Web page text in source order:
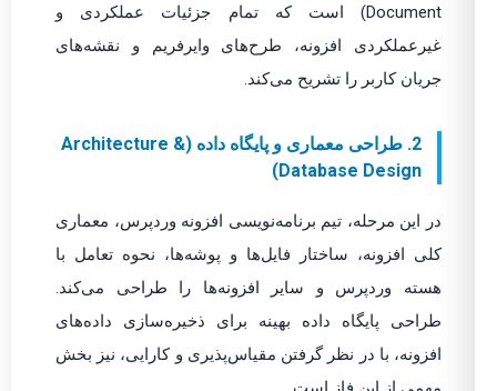
Document) است که تمام جزئیات عملکردی و
غیرعملکردی افزونه، طرح‌های وایرفریم و نقشه‌های
جریان کاربر را تشریح می‌کند.
2. طراحی معماری و پایگاه داده (Architecture &
Database Design)
در این مرحله، تیم برنامه‌نویسی افزونه وردپرس، معماری
کلی افزونه، ساختار فایل‌ها و پوشه‌ها، نحوه تعامل با
هسته وردپرس و سایر افزونه‌ها را طراحی می‌کند.
طراحی پایگاه داده بهینه برای ذخیره‌سازی داده‌های
افزونه، با در نظر گرفتن مقیاس‌پذیری و کارایی، نیز بخش